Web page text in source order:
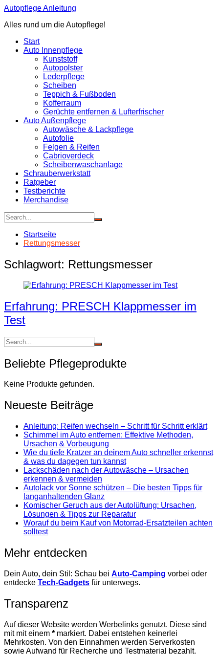
Zum
springen
Autopflege Anleitung
Alles rund um die Autopflege!
Start
Auto Innenpflege
Kunststoff
Autopolster
Lederpflege
Scheiben
Teppich & Fußboden
Kofferraum
Gerüchte entfernen & Lufterfrischer
Auto Außenpflege
Autowäsche & Lackpflege
Autofolie
Felgen & Reifen
Cabrioverdeck
Scheibenwaschanlage
Schrauberwerkstatt
Ratgeber
Testberichte
Merchandise
Startseite
Rettungsmesser
Schlagwort: Rettungsmesser
Erfahrung: PRESCH Klappmesser im
Test
Beliebte Pflegeprodukte
Keine Produkte gefunden.
Neueste Beiträge
Anleitung: Reifen wechseln – Schritt für Schritt erklärt
Schimmel im Auto entfernen: Effektive Methoden,
Ursachen & Vorbeugung
Wie du tiefe Kratzer an deinem Auto schneller erkennst
& was du dagegen tun kannst
Lackschäden nach der Autowäsche – Ursachen
erkennen & vermeiden
Autolack vor Sonne schützen – Die besten Tipps für
langanhaltenden Glanz
Komischer Geruch aus der Autolüftung: Ursachen,
Lösungen & Tipps zur Reparatur
Worauf du beim Kauf von Motorrad-Ersatzteilen achten
solltest
Mehr entdecken
Dein Auto, dein Stil: Schau bei Auto-Camping vorbei oder
entdecke Tech-Gadgets für unterwegs.
Transparenz
Auf dieser Website werden Werbelinks genutzt. Diese sind
mit mit einem * markiert. Dabei entstehen keinerlei
Mehrkosten. Von den Einnahmen werden Serverkosten
sowie Aufwand für Recherche und Testmaterial bezahlt.